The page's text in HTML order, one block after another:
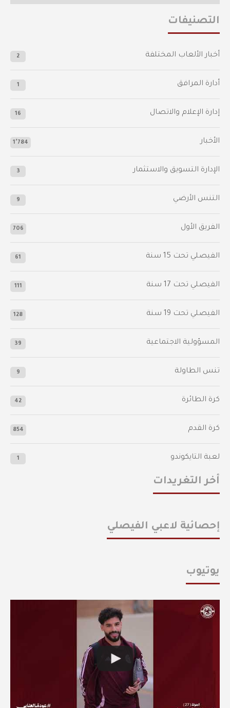
التصنيفات
أخبار الألعاب المختلفة 2
أدارة المرافق 1
إدارة الإعلام والاتصال 16
الأخبار 1٬784
الإدارة التسويق والاستثمار 3
التنس الأرضي 9
الفريق الأول 706
الفيصلي‬⁩ تحت 15 سنة 61
‫الفيصلي‬⁩ تحت 17 سنة 111
الفيصلي‬⁩ تحت 19 سنة 128
المسؤولية الاجتماعية 39
تنس الطاولة 9
كرة الطائرة 42
كرة القدم 854
لعبة التايكوندو 1
أخر التغريدات
إحصائية لاعبي الفيصلي
يوتيوب